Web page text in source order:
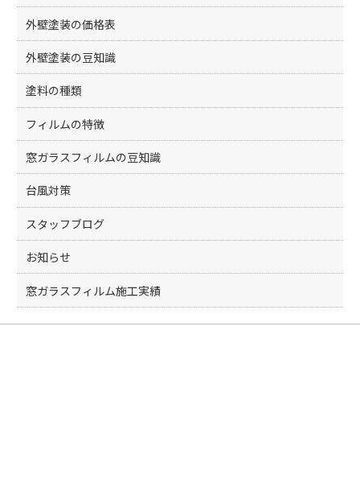
外壁塗装の価格表
外壁塗装の豆知識
塗料の種類
フィルムの特徴
窓ガラスフィルムの豆知識
台風対策
スタッフブログ
お知らせ
窓ガラスフィルム施工実績